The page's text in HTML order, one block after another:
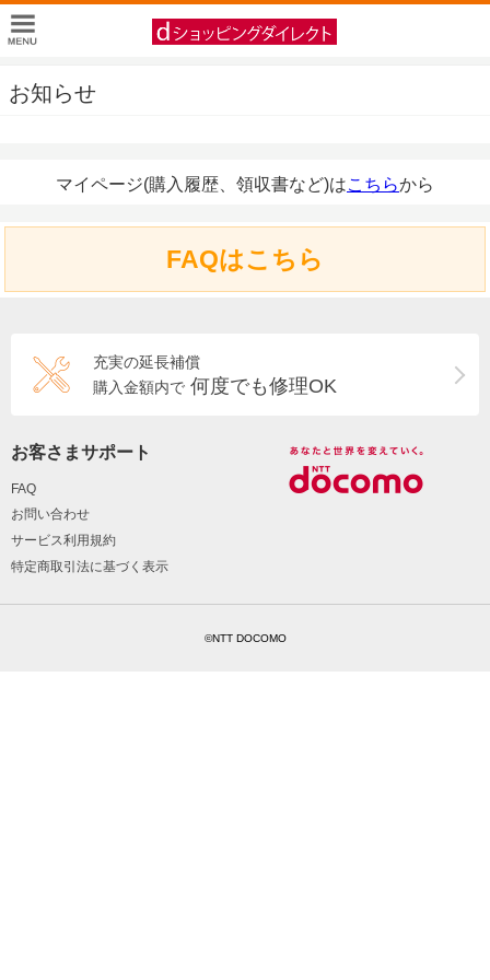
お知らせ
マイページ(購入履歴、領収書など)はこちらから
FAQはこちら
充実の延長補償
購入金額内で 何度でも修理OK
お客さまサポート
FAQ
お問い合わせ
サービス利用規約
特定商取引法に基づく表示
©NTT DOCOMO